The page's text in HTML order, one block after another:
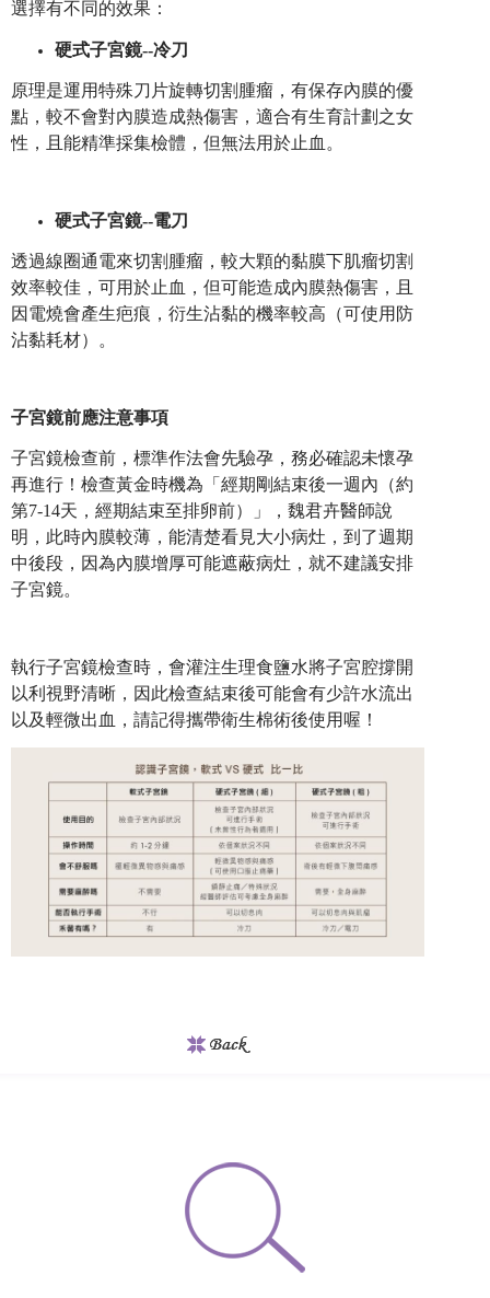
選擇有不同的效果：
硬式子宮鏡--冷刀
原理是運用特殊刀片旋轉切割腫瘤，有保存內膜的優
點，較不會對內膜造成熱傷害，適合有生育計劃之女
性，且能精準採集檢體，但無法用於止血。
硬式子宮鏡--電刀
透過線圈通電來切割腫瘤，較大顆的黏膜下肌瘤切割
效率較佳，可用於止血，但可能造成內膜熱傷害，且
因電燒會產生疤痕，衍生沾黏的機率較高（可使用防
沾黏耗材）。
子宮鏡前應注意事項
子宮鏡檢查前，標準作法會先驗孕，務必確認未懷孕
再進行！檢查黃金時機為「經期剛結束後一週內（約
第7-14天，經期結束至排卵前）」，魏君卉醫師說
明，此時內膜較薄，能清楚看見大小病灶，到了週期
中後段，因為內膜增厚可能遮蔽病灶，就不建議安排
子宮鏡。
執行子宮鏡檢查時，會灌注生理食鹽水將子宮腔撐開
以利視野清晰，因此檢查結束後可能會有少許水流出
以及輕微出血，請記得攜帶衛生棉術後使用喔！